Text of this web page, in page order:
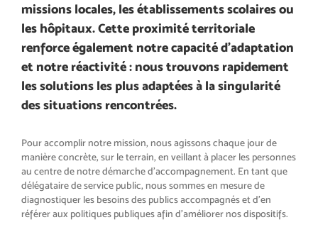
missions locales, les établissements scolaires ou
les hôpitaux. Cette proximité territoriale
renforce également notre capacité d’adaptation
et notre réactivité : nous trouvons rapidement
les solutions les plus adaptées à la singularité
des situations rencontrées.
Pour accomplir notre mission, nous agissons chaque jour de
manière concrète, sur le terrain, en veillant à placer les personnes
au centre de notre démarche d’accompagnement. En tant que
délégataire de service public, nous sommes en mesure de
diagnostiquer les besoins des publics accompagnés et d’en
référer aux politiques publiques afin d’améliorer nos dispositifs.